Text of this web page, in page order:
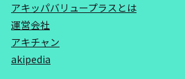
アキッパバリュープラスとは
運営会社
アキチャン
akipedia